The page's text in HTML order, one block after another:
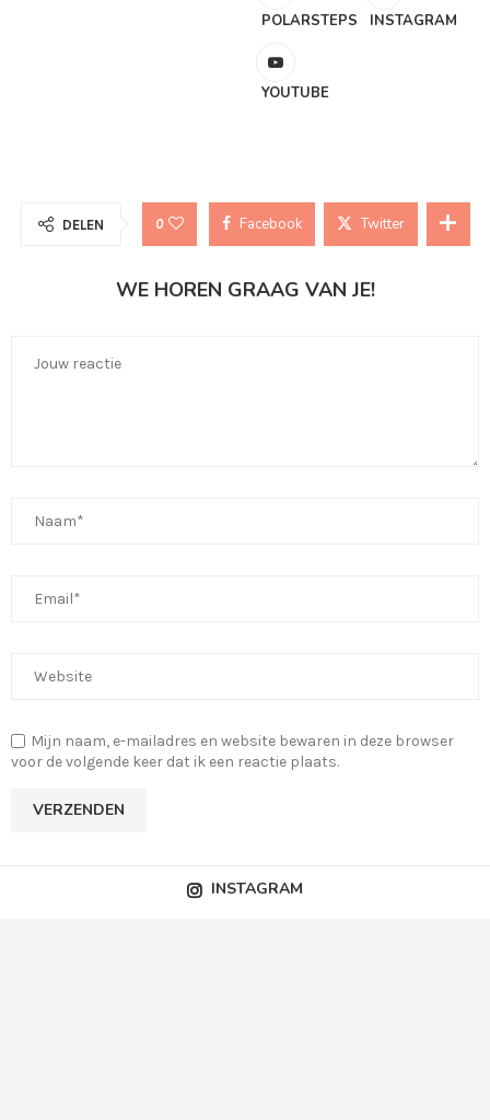
POLARSTEPS INSTAGRAM
YOUTUBE
DELEN 0 Facebook Twitter
WE HOREN GRAAG VAN JE!
Mijn naam, e-mailadres en website bewaren in deze browser
voor de volgende keer dat ik een reactie plaats.
INSTAGRAM